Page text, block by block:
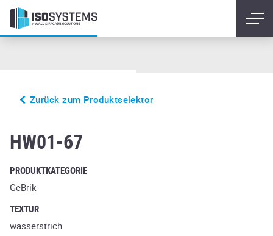
Zurück zum Produktselektor
HW01-67
PRODUKTKATEGORIE
GeBrik
TEXTUR
wasserstrich